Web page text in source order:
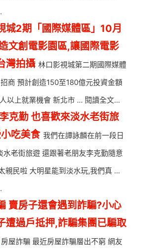
城2期「國際媒體區」10月
文創電影園區,讓國際電影
灣拍攝 林口影視城第二期國際媒體
商 預計創造150至180億元投資金額
以上就業機會 新北市 ... 閱讀全文...
克勤 也喜歡來淡水老街旅
吃美食 我們在譚詠麟在前一段日
水老街旅遊 還跟著老朋友李克勤隨意
親民啦 大明星能到淡水玩,我們真 ...
賣房子還會遇到詐騙?小心
遭過戶抵押,詐騙集團已騙取
房屋詐騙 最近房屋詐騙層出不窮 網友